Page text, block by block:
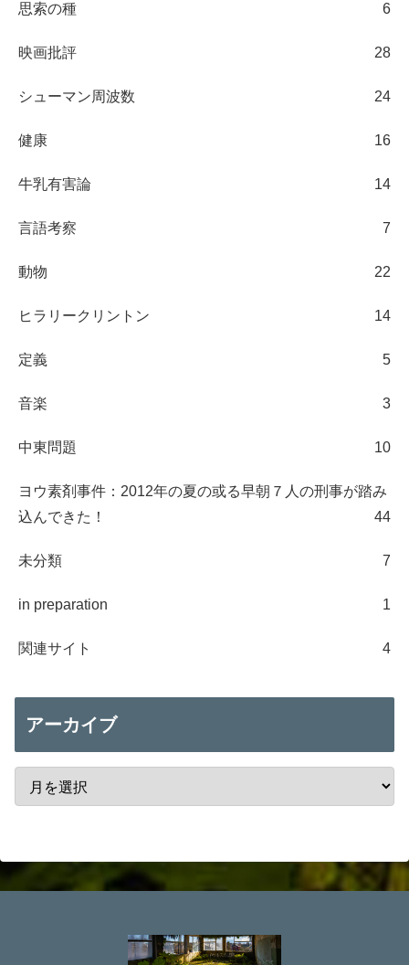
思索の種 6
映画批評 28
シューマン周波数 24
健康 16
牛乳有害論 14
言語考察 7
動物 22
ヒラリークリントン 14
定義 5
音楽 3
中東問題 10
ヨウ素剤事件：2012年の夏の或る早朝７人の刑事が踏み
込んできた！
44
未分類 7
in preparation 1
関連サイト 4
アーカイブ